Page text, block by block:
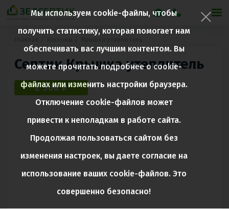
Септик Крышка утеплитель
2 500 ₽
Мы используем cookie-файлы, чтобы
получить статистику, которая помогает нам
обеспечивать вас лучшим контентом. Вы
можете прочитать подробнее о cookie-
файлах или изменить настройки браузера.
Отключение cookie-файлов может
привести к неполадкам в работе сайта.
Продолжая пользоваться сайтом без
изменения настроек, вы даете согласие на
использование ваших cookie-файлов. Это
совершенно безопасно!